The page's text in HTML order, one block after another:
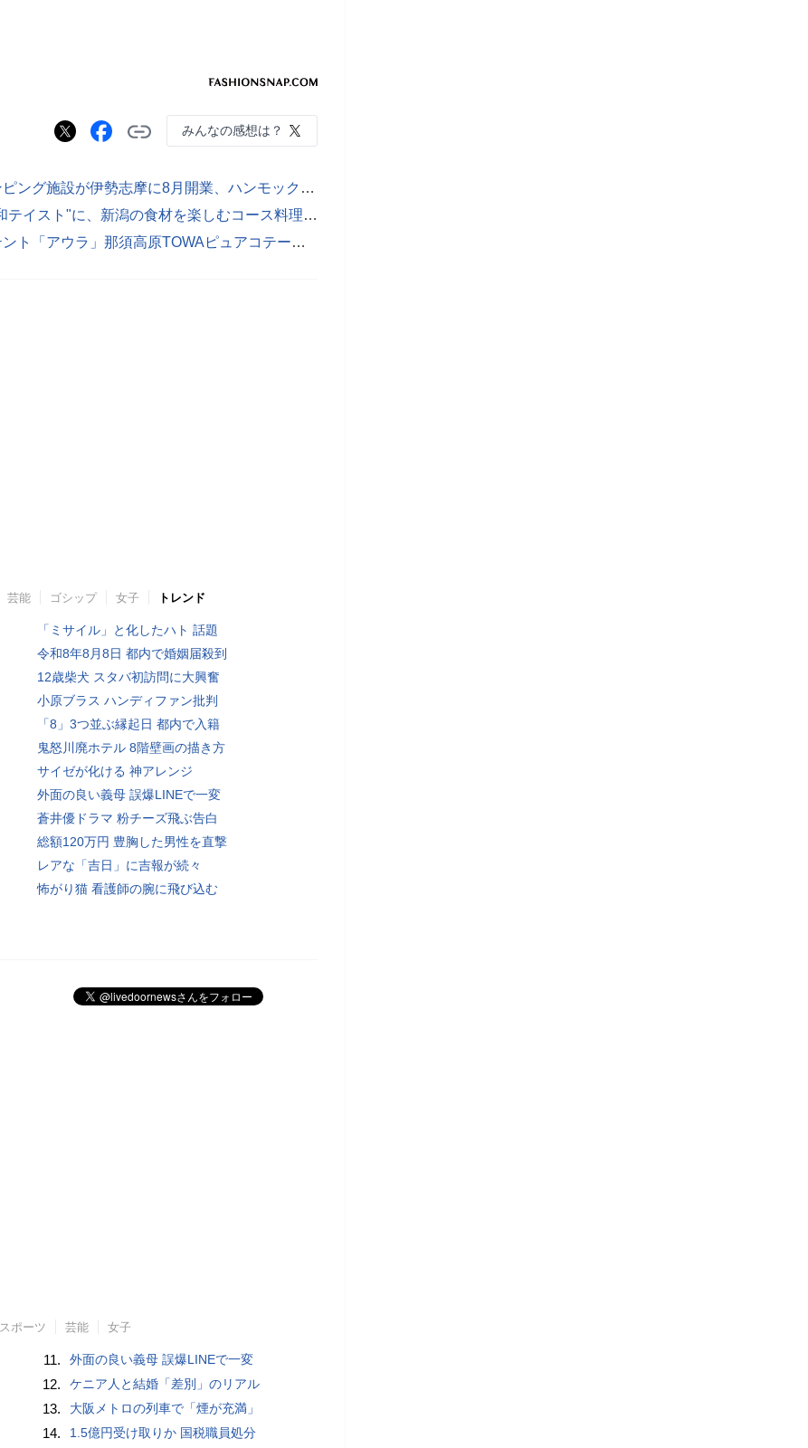
みんなの感想は？
東海エリア初のドームテント型グランピング施設が伊勢志摩に8月開業、ハンモック体験も
スノーピークのグランピング施設が"和テイスト"に、新潟の食材を楽しむコース料理も提供
日本初となる北欧製の透明ドーム型テント「アウラ」那須高原TOWAピュアコテージグランピングエリアに導入
芸能 ゴシップ 女子 トレンド
「ミサイル」と化したハト 話題
令和8年8月8日 都内で婚姻届殺到
12歳柴犬 スタバ初訪問に大興奮
小原ブラス ハンディファン批判
「8」3つ並ぶ縁起日 都内で入籍
鬼怒川廃ホテル 8階壁画の描き方
サイゼが化ける 神アレンジ
外面の良い義母 誤爆LINEで一変
蒼井優ドラマ 粉チーズ飛ぶ告白
総額120万円 豊胸した男性を直撃
レアな「吉日」に吉報が続々
怖がり猫 看護師の腕に飛び込む
スポーツ 芸能 女子
11. 外面の良い義母 誤爆LINEで一変
12. ケニア人と結婚「差別」のリアル
13. 大阪メトロの列車で「煙が充満」
14. 1.5億円受け取りか 国税職員処分